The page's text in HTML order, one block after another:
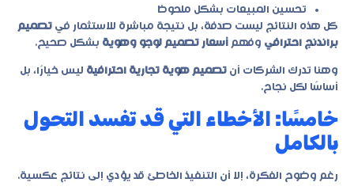
تحسين المبيعات بشكل ملحوظ
كل هذه النتائج ليست صدفة، بل نتيجة مباشرة للاستثمار في تصميم
براندنج احترافي وفهم أسعار تصميم لوجو وهوية بشكل صحيح.
وهنا تدرك الشركات أن تصميم هوية تجارية احترافية ليس خيارًا، بل
أساسًا لكل نجاح.
خامسًا: الأخطاء التي قد تفسد التحول
بالكامل
رغم وضوح الفكرة، إلا أن التنفيذ الخاطئ قد يؤدي إلى نتائج عكسية.